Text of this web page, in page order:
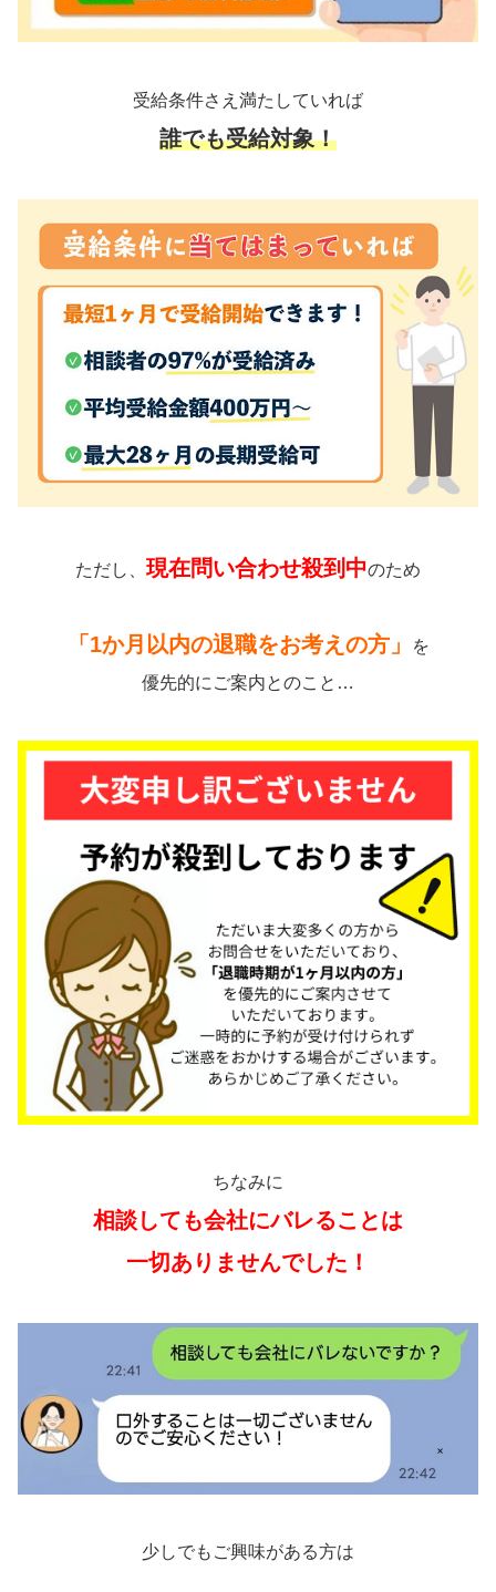
受給条件さえ満たしていれば
誰でも受給対象！
ただし、現在問い合わせ殺到中のため
「1か月以内の退職をお考えの方」
を
優先的にご案内とのこと…
ちなみに
相談しても会社にバレることは
一切ありませんでした！
少しでもご興味がある方は